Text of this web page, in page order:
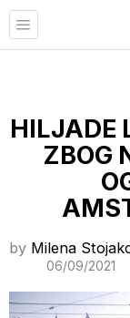
HILJADE
ZBOG
by Milena
06/09/2021